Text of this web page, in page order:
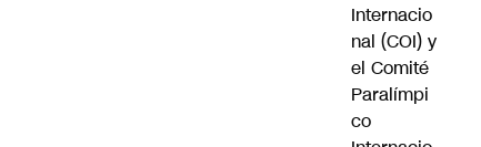
Internacio
nal (COI) y
el Comité
Paralímpi
co